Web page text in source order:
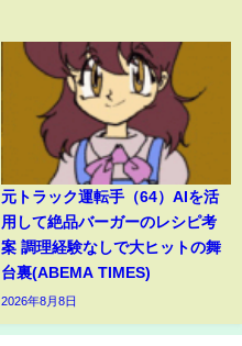
元トラック運転手（64）AIを活
用して絶品バーガーのレシピ考
案 調理経験なしで大ヒットの舞
台裏(ABEMA TIMES)
2026年8月8日